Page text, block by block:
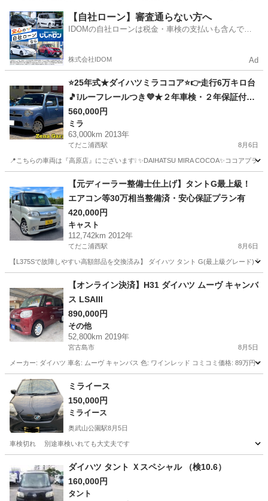
沖縄 うるま市 タント
【自社ローン】審査通らない方へ
IDOMの自社ローンは税金・車検の支払いも含んでい
株式会社IDOM Ad
⭐25年式★ダイハツミラココア⭐👉走行6万キロ台
🎵❕ルーフレールつき💜★２年車検・２年保証付
き！下取り可能！
560,000円
ミラ
63,000km 2013年
てだこ浦西駅 8月6日
📍こちらの車両は『高原店』にございます❕ ✨DAIHATSU MIRA COCOA✨ココアプ
てだこ浦西駅 ミラ ルーフレール
⁠【元ディーラー整備士仕上げ】タントG最上級！
エアコン等30万相当整備済・安心保証プラン有⁠
420,000円
キャスト
112,742km 2012年
てだこ浦西駅 8月6日
【L375Sで故障しやすい高額部品を交換済み】 ダイハツ タント G(最上級グレード)
てだこ浦西駅 キャスト
【オンライン決済】H31 ダイハツ ムーヴ キャンバ
ス LSAIII
890,000円
その他
52,800km 2019年
宮古島市 8月5日
メーカー: ダイハツ 車名: ムーヴ キャンバス 色: ワインレッド コミコミ価格: 89万円
沖縄 宮古島市 その他
ミライース
150,000円
ミライース
奥武山公園駅8月5日
車検切れ 別途車検いれても大丈夫です
奥武山公園駅 ミライース
ダイハツ タント Ｘスペシャル （検10.6）
160,000円
タント